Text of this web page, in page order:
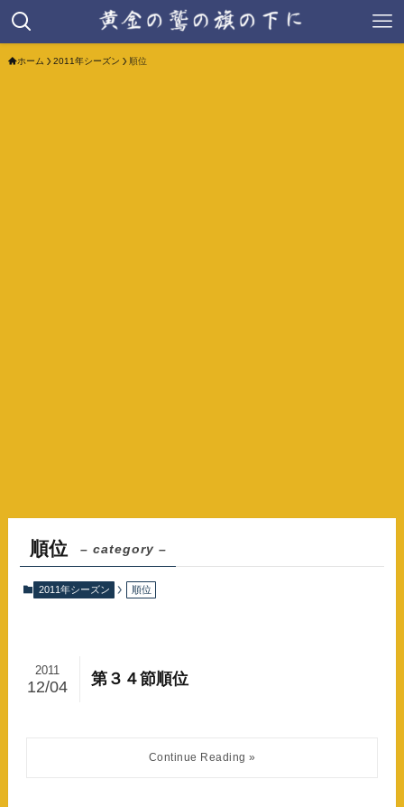
ホーム 2011年シーズン 順位
順位 – category –
2011年シーズン 順位
第３４節順位
2011
12/04